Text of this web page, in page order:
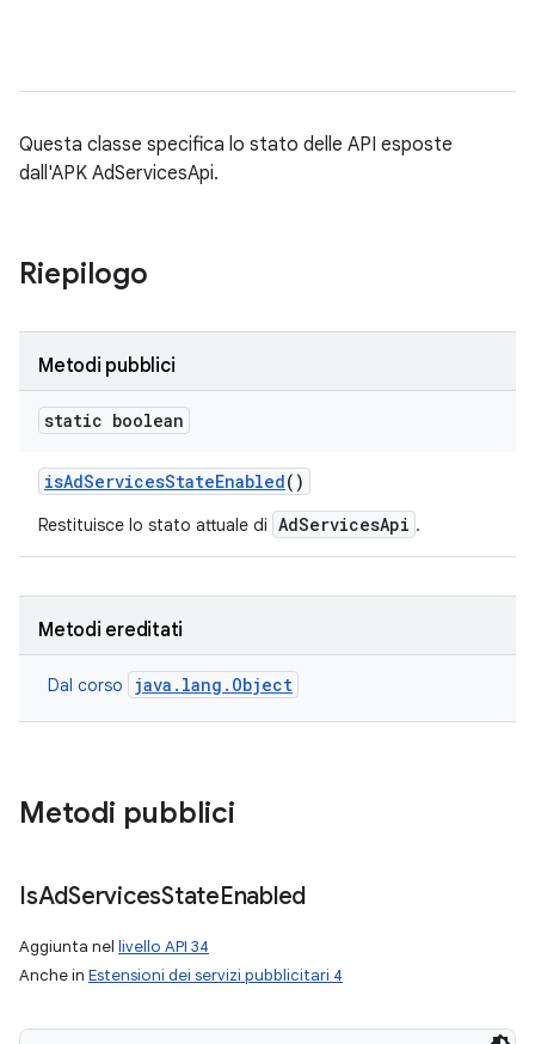
Questa classe specifica lo stato delle API esposte
dall'APK AdServicesApi.
Riepilogo
Metodi pubblici
static boolean
isAdServicesStateEnabled()
Restituisce lo stato attuale di AdServicesApi .
Metodi ereditati
Dal corso java.lang.Object
Metodi pubblici
IsAdServicesStateEnabled
Aggiunta nel livello API 34
Anche in Estensioni dei servizi pubblicitari 4